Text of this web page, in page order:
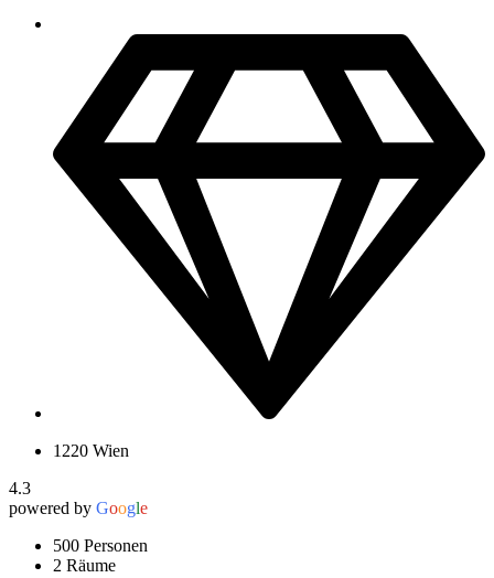
1220 Wien
4.3
powered by Google
500 Personen
2 Räume